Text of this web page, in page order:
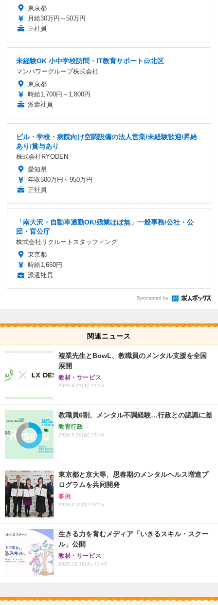
東京都
月給30万円～50万円
正社員
未経験OK 小中学校訪問・IT教育サポート@北区
マンパワーグループ株式会社
東京都
時給1,700円～1,800円
派遣社員
ビル・学校・病院向け空調設備の法人営業/未経験歓迎/昇給
あり/賞与あり
株式会社RYODEN
愛知県
年収500万円～950万円
正社員
「南大沢・自動車通勤OK/残業ほぼ無」一般事務/公社・公
団・官公庁
株式会社リクルートスタッフィング
東京都
時給1,650円
派遣社員
Sponsored by
関連ニュース
複業先生とBowL、教職員のメンタル支援を全国
展開
教材・サービス
2026.6.23(火) 11:45
教職員6割、メンタル不調経験…行政との認識に差
教育行政
2026.5.29(金) 13:45
東京都と京大等、思春期のメンタルヘルス増進プ
ログラムを共同開発
事例
2026.2.25(水) 12:45
生きる力を育むメディア「いきるスキル・スクー
ル」公開
教材・サービス
2025.12.16(火) 11:45